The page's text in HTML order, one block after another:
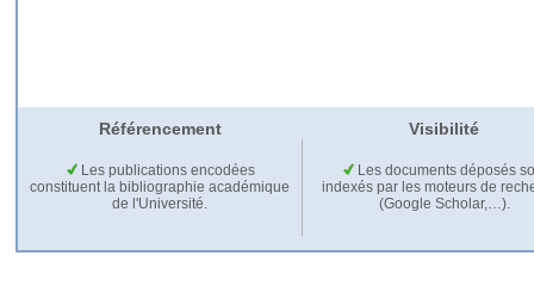
Référencement Visibilité
Les publications encodées
constituent la bibliographie académique
de l'Université.
Les documents déposés
indexés par les moteurs de
(Google Scholar,…).